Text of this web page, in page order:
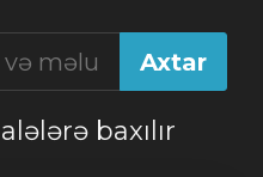
baxılır